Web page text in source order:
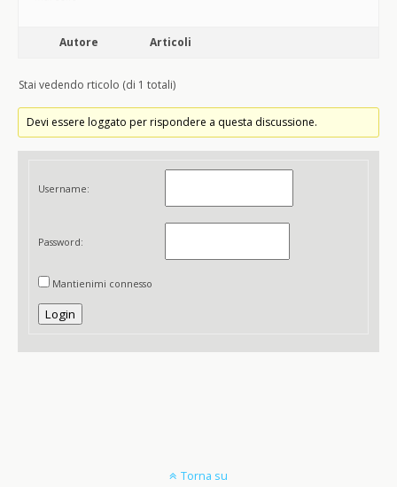
Autore Articoli
Stai vedendo rticolo (di 1 totali)
Devi essere loggato per rispondere a questa discussione.
Username:
Password:
Mantienimi connesso
Login
Torna su